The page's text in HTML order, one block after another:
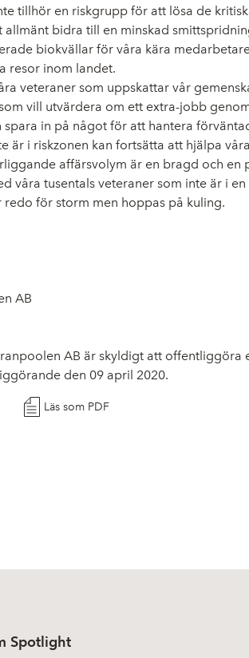
tillhör en riskgrupp för att lösa de
bidra till en minskad
biokvällar för våra kära
resor inom landet.
veteraner som uppskattar vår
vill utvärdera om ett extra-jobb
in på något för att hantera
är i riskzonen kan fortsätta att hjälpa
affärsvolym är en bragd och
våra tusentals veteraner som inte är i
för storm men hoppas på kuling.
AB
AB är skyldigt att
den 09 april 2020.
Läs som PDF
Spotlight